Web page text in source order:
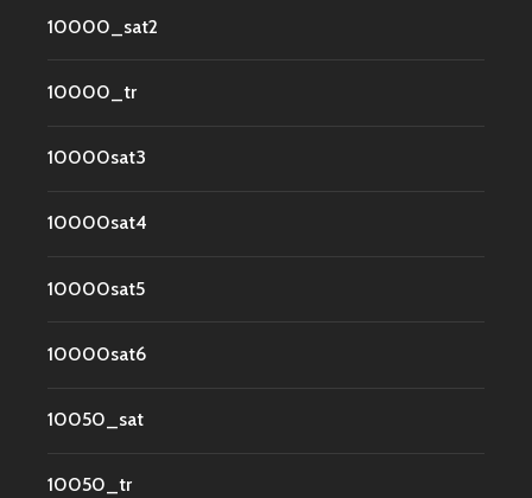
10000_sat2
10000_tr
10000sat3
10000sat4
10000sat5
10000sat6
10050_sat
10050_tr